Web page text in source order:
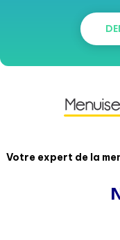
Votre expert de la